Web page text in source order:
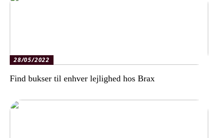
28/05/2022
Find bukser til enhver lejlighed hos Brax